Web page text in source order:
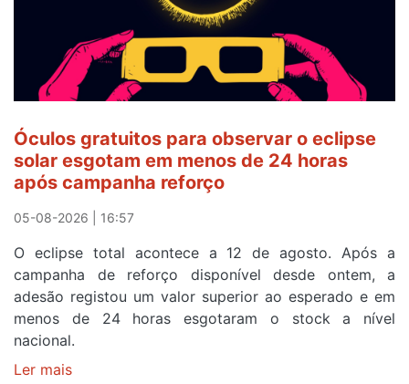
ser
o
quarto
a
a
meta
em
Sintra
primeira
etapa
da
87ª
Volta
Óculos gratuitos para observar o eclipse
solar esgotam em menos de 24 horas
após campanha reforço
05-08-2026 | 16:57
O eclipse total acontece a 12 de agosto. Após a
campanha de reforço disponível desde ontem, a
adesão registou um valor superior ao esperado e em
menos de 24 horas esgotaram o stock a nível
nacional.
Ler mais